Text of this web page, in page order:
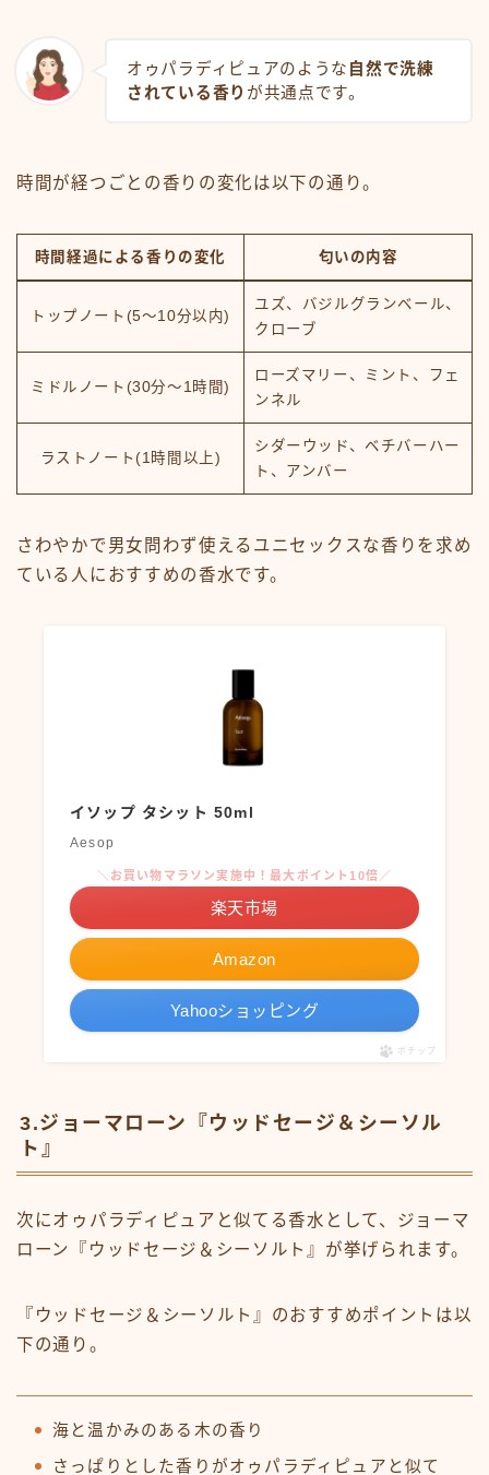
オゥパラディピュアのような 自然で洗練
されている香り が共通点です。
時間が経つごとの香りの変化は以下の通り。
時間経過による香りの変化 匂いの内容
トップノート(5～10分以内)
ユズ、バジルグランベール、
クローブ
ミドルノート(30分～1時間)
ローズマリー、ミント、フェ
ンネル
ラストノート(1時間以上)
シダーウッド、ベチバーハー
ト、アンバー
さわやかで男女問わず使えるユニセックスな香りを求め
ている人におすすめの香水です。
イソップ タシット 50ml
Aesop
Amazon
＼お買い物マラソン実施中！最大ポイント10倍／
楽天市場
Yahooショッピング
ポチップ
3.ジョーマローン『ウッドセージ＆シーソル
ト』
次にオゥパラディピュアと似てる香水として、ジョーマ
ローン『ウッドセージ＆シーソルト』が挙げられます。
『ウッドセージ＆シーソルト』のおすすめポイントは以
下の通り。
海と温かみのある木の香り
さっぱりとした香りがオゥパラディピュアと似て